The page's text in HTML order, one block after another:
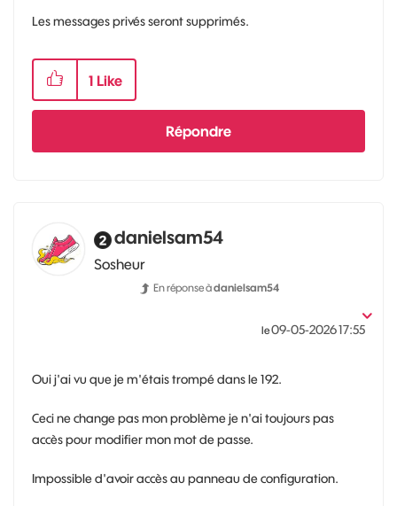
Les messages privés seront supprimés.
1 Like
Répondre
danielsam54
Sosheur
En réponse àdanielsam54
le‎09-05-202617:55
Oui j'ai vu que je m'étais trompé dans le 192.
Ceci ne change pas mon problème je n'ai toujours pas
accès pour modifier mon mot de passe.
Impossible d'avoir accès au panneau de configuration.